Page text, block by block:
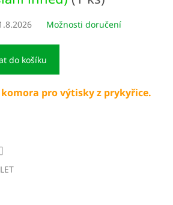
Možnosti doručení
do košíku
pro výtisky z prykyřice.